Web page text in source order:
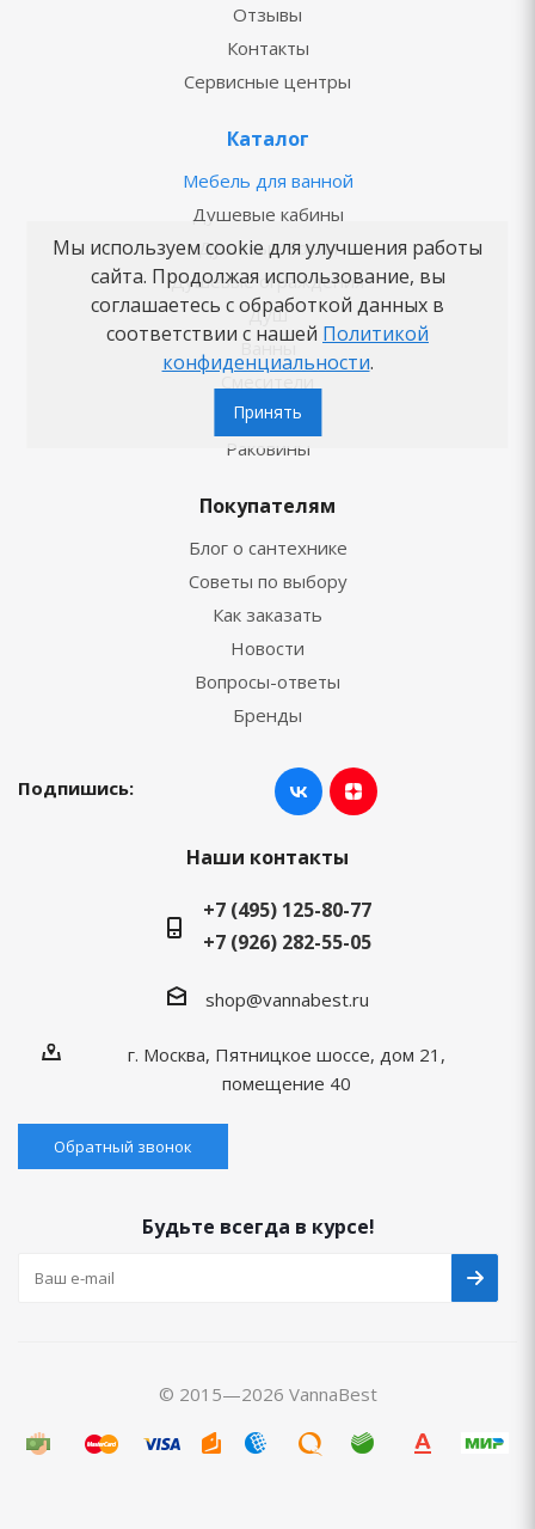
Отзывы
Контакты
Сервисные центры
Каталог
Мебель для ванной
Душевые кабины
Душевые боксы
Душевые ограждения
Душ
Ванны
Смесители
Унитазы
Раковины
Покупателям
Блог о сантехнике
Советы по выбору
Как заказать
Новости
Вопросы-ответы
Бренды
Подпишись:
Наши контакты
+7 (495) 125-80-77
+7 (926) 282-55-05
shop@vannabest.ru
г. Москва, Пятницкое шоссе, дом 21,
помещение 40
Обратный звонок
Будьте всегда в курсе!
© 2015—2026 VannaBest
Мы используем cookie для улучшения работы
сайта. Продолжая использование, вы
соглашаетесь с обработкой данных в
соответствии с нашей Политикой
конфиденциальности.
Принять